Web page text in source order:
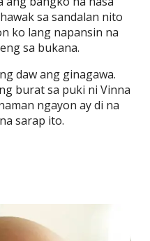
sa sandalan nito
ko lang napansin na
sa bukana.
daw ang ginagawa.
burat sa puki ni Vinna
ngayon ay di na
sarap ito.